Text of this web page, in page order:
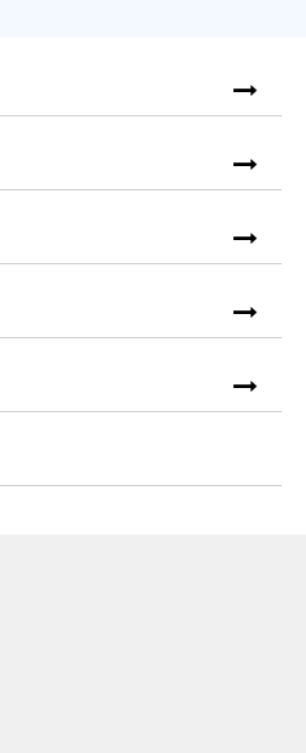
International Innovation Park,
Jiangsu, P. R. China